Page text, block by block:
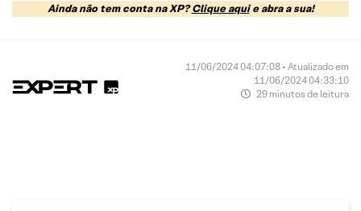
Ainda não tem conta na XP?Clique aquie abra a sua!
11/06/2024 04:07:08 • Atualizado em
11/06/2024 04:33:10
29 minutos de leitura